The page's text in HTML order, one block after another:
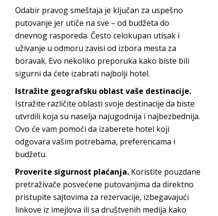
Odabir pravog smeštaja je ključan za uspešno
putovanje jer utiče na sve – od budžeta do
dnevnog rasporeda. Često celokupan utisak i
uživanje u odmoru zavisi od izbora mesta za
boravak. Evo nekoliko preporuka kako biste bili
sigurni da ćete izabrati najbolji hotel.
Istražite geografsku oblast vaše destinacije.
Istražite različite oblasti svoje destinacije da biste
utvrdili koja su naselja najugodnija i najbezbednija.
Ovo će vam pomoći da izaberete hotel koji
odgovara vašim potrebama, preferencama i
budžetu.
Proverite sigurnost plaćanja. Koristite pouzdane
pretraživače posvećene putovanjima da direktno
pristupite sajtovima za rezervacije, izbegavajući
linkove iz imejlova ili sa društvenih medija kako